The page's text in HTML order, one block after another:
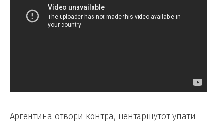
Аргентина отвори контра, центаршутот упати